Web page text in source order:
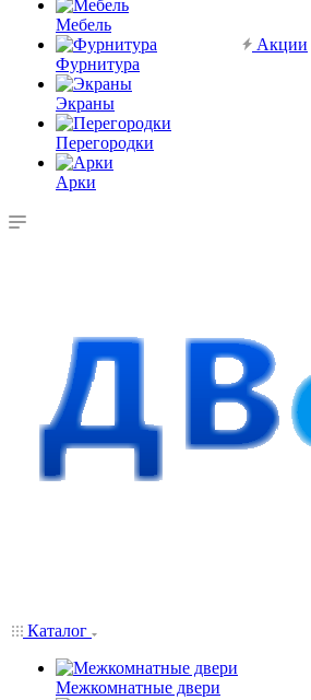
Мебель
Фурнитура
Экраны
Перегородки
Арки
Акции
Каталог
Межкомнатные двери